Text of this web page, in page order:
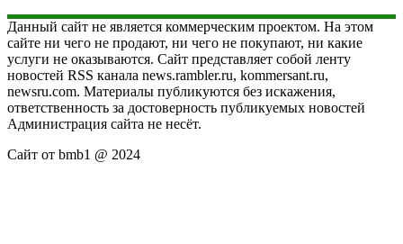
Данный сайт не является коммерческим проектом. На этом
сайте ни чего не продают, ни чего не покупают, ни какие
услуги не оказываются. Сайт представляет собой ленту
новостей RSS канала news.rambler.ru, kommersant.ru,
newsru.com. Материалы публикуются без искажения,
ответственность за достоверность публикуемых новостей
Администрация сайта не несёт.
Сайт от bmb1 @ 2024